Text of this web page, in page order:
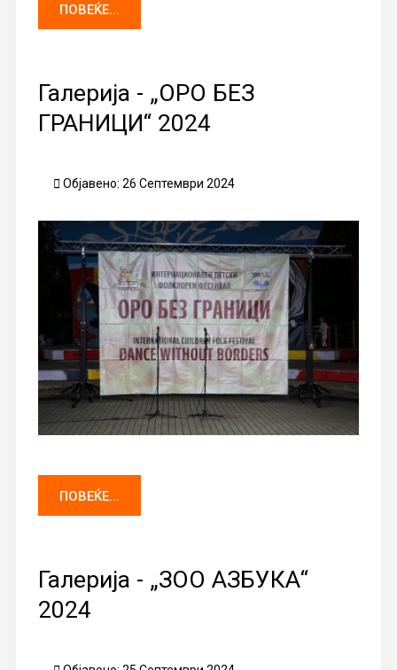
ПОВЕЌЕ...
Галерија - „ОРО БЕЗ
ГРАНИЦИ“ 2024
Објавено: 26 Септември 2024
ПОВЕЌЕ...
Галерија - „ЗОО АЗБУКА“
2024